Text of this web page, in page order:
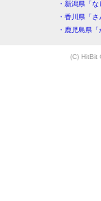
・新潟県「
・香川県「
・鹿児島県
(C) HitBit